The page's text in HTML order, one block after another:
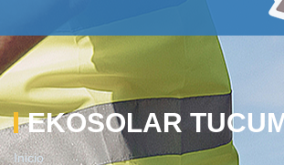
EKOSOLAR
Inicio